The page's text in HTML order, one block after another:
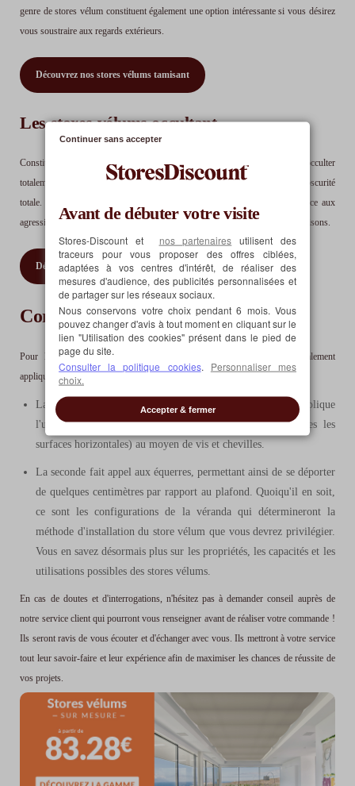
genre de stores vélum constituent également une option intéressante si vous désirez
vous soustraire aux regards extérieurs.
Découvrez nos stores vélums tamisant
Les stores vélums occultant
Constitué d’un tissu plus opaque, ce modèle haut de gamme vous permet d’occulter
totalement la lumière naturelle dans votre espace intérieur et d’obtenir une obscurité
totale. 100% polyester, son tissu de haute qualité vous garantit une résistance aux
agressions du soleil, une durée de vie élevée et une tenue parfaite au fil des saisons.
Découvrez nos stores vélums occultant
Comment l'installer ?
Pour la mise en place d'un store vélum, deux méthodes sont généralement
appliquées.
La première reste dans les standards habituels puisqu'elle implique
l'utilisation de fixations placées au plafond (ou sur toutes les
surfaces horizontales) au moyen de vis et chevilles.
La seconde fait appel aux équerres, permettant ainsi de se déporter
de quelques centimètres par rapport au plafond. Quoiqu'il en soit,
ce sont les configurations de la véranda qui détermineront la
méthode d'installation du store vélum que vous devrez privilégier.
Vous en savez désormais plus sur les propriétés, les capacités et les
utilisations possibles des stores vélums.
En cas de doutes et d'interrogations, n'hésitez pas à demander conseil auprès de
notre service client qui pourront vous renseigner avant de réaliser votre commande !
Ils seront ravis de vous écouter et d'échanger avec vous. Ils mettront à votre service
tout leur savoir-faire et leur expérience afin de maximiser les chances de réussite de
vos projets.
Avant de débuter votre visite
Stores-Discount et nos partenaires utilisent des
traceurs pour vous proposer des offres ciblées,
adaptées à vos centres d'intérêt, de réaliser des
mesures d'audience, des publicités personnalisées et
de partager sur les réseaux sociaux.
Nous conservons votre choix pendant 6 mois. Vous
pouvez changer d'avis à tout moment en cliquant sur le
lien "Utilisation des cookies" présent dans le pied de
page du site.
Consulter la politique cookies. Personnaliser mes
choix.
Accepter & fermer
Continuer sans accepter